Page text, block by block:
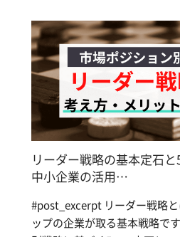
リーダー戦略の基本定石
中小企業の活用…
#post_excerpt リーダー戦略
ップの企業が取る基本戦略で